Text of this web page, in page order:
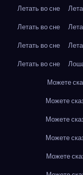
Летать во сне
Летать во сне
Летать во сне
Летать во сне
Можете
Можете
Можете
Можете
Можете